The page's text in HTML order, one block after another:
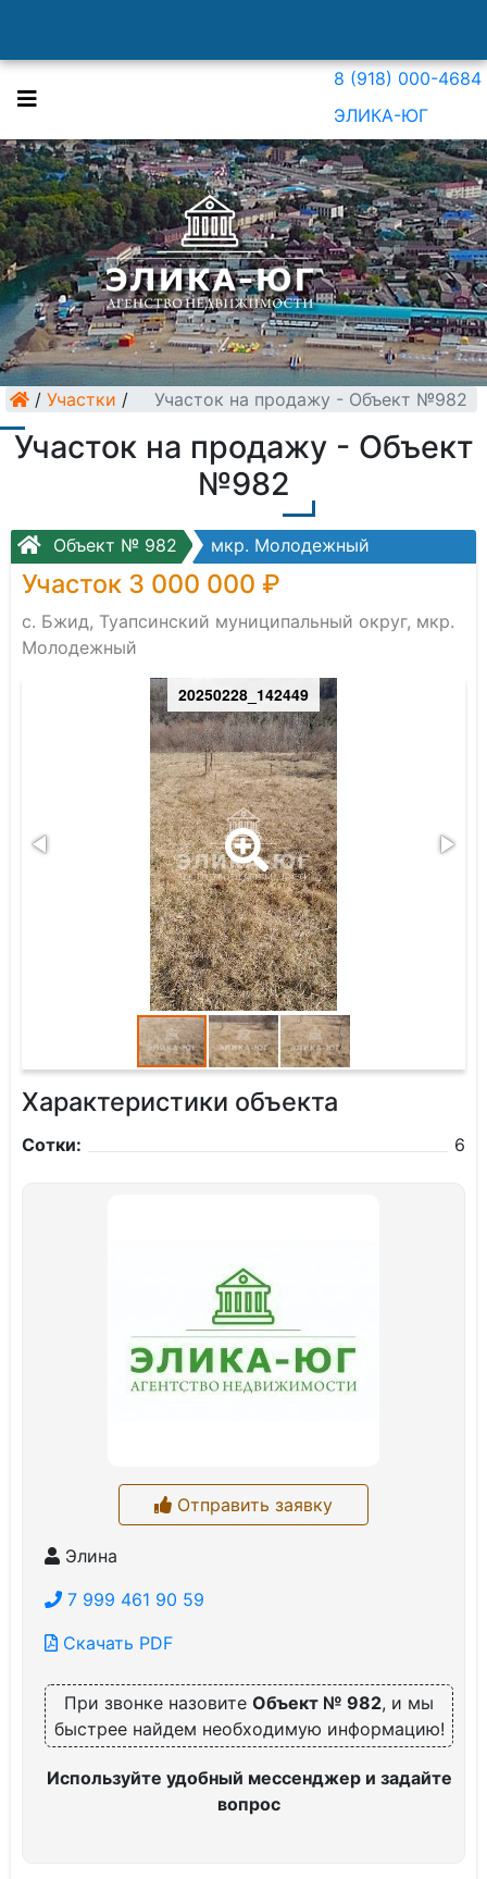
8 (918) 000-4684
ЭЛИКА-ЮГ
/ Участки / Участок на продажу - Объект №982
Участок на продажу - Объект
№982
Объект № 982 мкр. Молодежный
Участок 3 000 000 ₽
с. Бжид, Туапсинский муниципальный округ, мкр.
Молодежный
20250228_142449
Характеристики объекта
Сотки: 6
Отправить заявку
Элина
7 999 461 90 59
Скачать PDF
При звонке назовите Объект № 982, и мы
быстрее найдем необходимую информацию!
Используйте удобный мессенджер и задайте
вопрос